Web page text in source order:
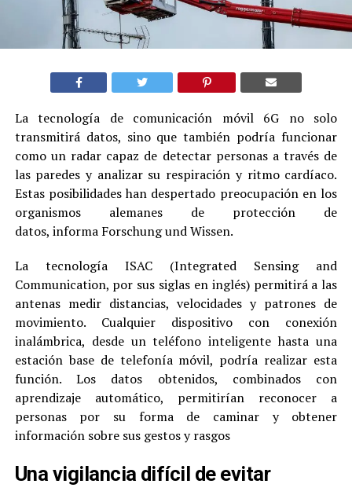
La tecnología de comunicación móvil 6G no solo
transmitirá datos, sino que también podría funcionar
como un radar capaz de detectar personas a través de
las paredes y analizar su respiración y ritmo cardíaco.
Estas posibilidades han despertado preocupación en los
organismos alemanes de protección de
datos, informa Forschung und Wissen.
La tecnología ISAC (Integrated Sensing and
Communication, por sus siglas en inglés) permitirá a las
antenas medir distancias, velocidades y patrones de
movimiento. Cualquier dispositivo con conexión
inalámbrica, desde un teléfono inteligente hasta una
estación base de telefonía móvil, podría realizar esta
función. Los datos obtenidos, combinados con
aprendizaje automático, permitirían reconocer a
personas por su forma de caminar y obtener
información sobre sus gestos y rasgos
Una vigilancia difícil de evitar